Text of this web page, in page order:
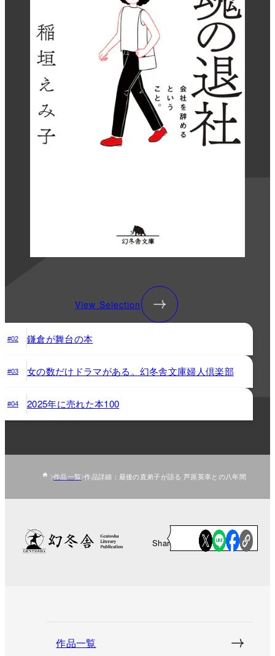
View Selection
#02 鎌倉が舞台の本
#03 女の数だけドラマがある。幻冬舎文庫婦人倶楽部
#04 2025年に売れた本100
作品一覧 作品詳細：最後の直弟子が語る 芦原英幸との八年間
Share
作品一覧